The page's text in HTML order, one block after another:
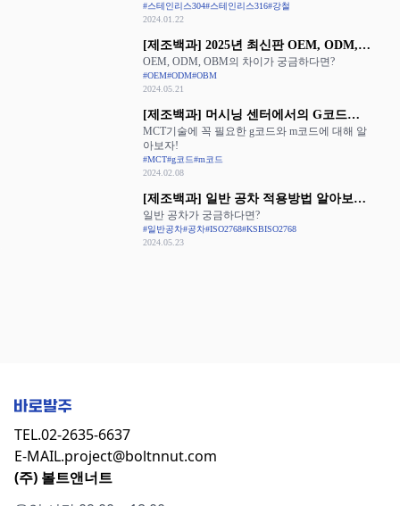
#스테인리스304#스테인리스316#강철
2024.01.22
[제조백과] 2025년 최신판 OEM, ODM,
OBM의 장단점 완벽 정리
OEM, ODM, OBM의 차이가 궁금하다면?
#OEM#ODM#OBM
2024.05.21
[제조백과] 머시닝 센터에서의 G코드와
M코드 활용
MCT기술에 꼭 필요한 g코드와 m코드에 대해 알
아보자!
#MCT#g코드#m코드
2024.02.08
[제조백과] 일반 공차 적용방법 알아보기:
ISO 2768과 KS B ISO 2768
일반 공차가 궁금하다면?
#일반공차#공차#ISO2768#KSBISO2768
2024.05.23
TEL.02-2635-6637
E-MAIL.project@boltnnut.com
(주) 볼트앤너트